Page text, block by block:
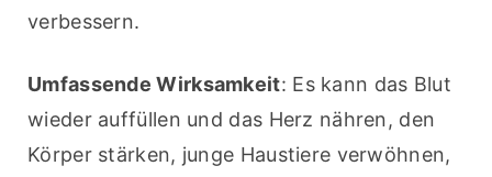
verbessern.
Umfassende Wirksamkeit: Es kann das Blut
wieder auffüllen und das Herz nähren, den
Körper stärken, junge Haustiere verwöhnen,